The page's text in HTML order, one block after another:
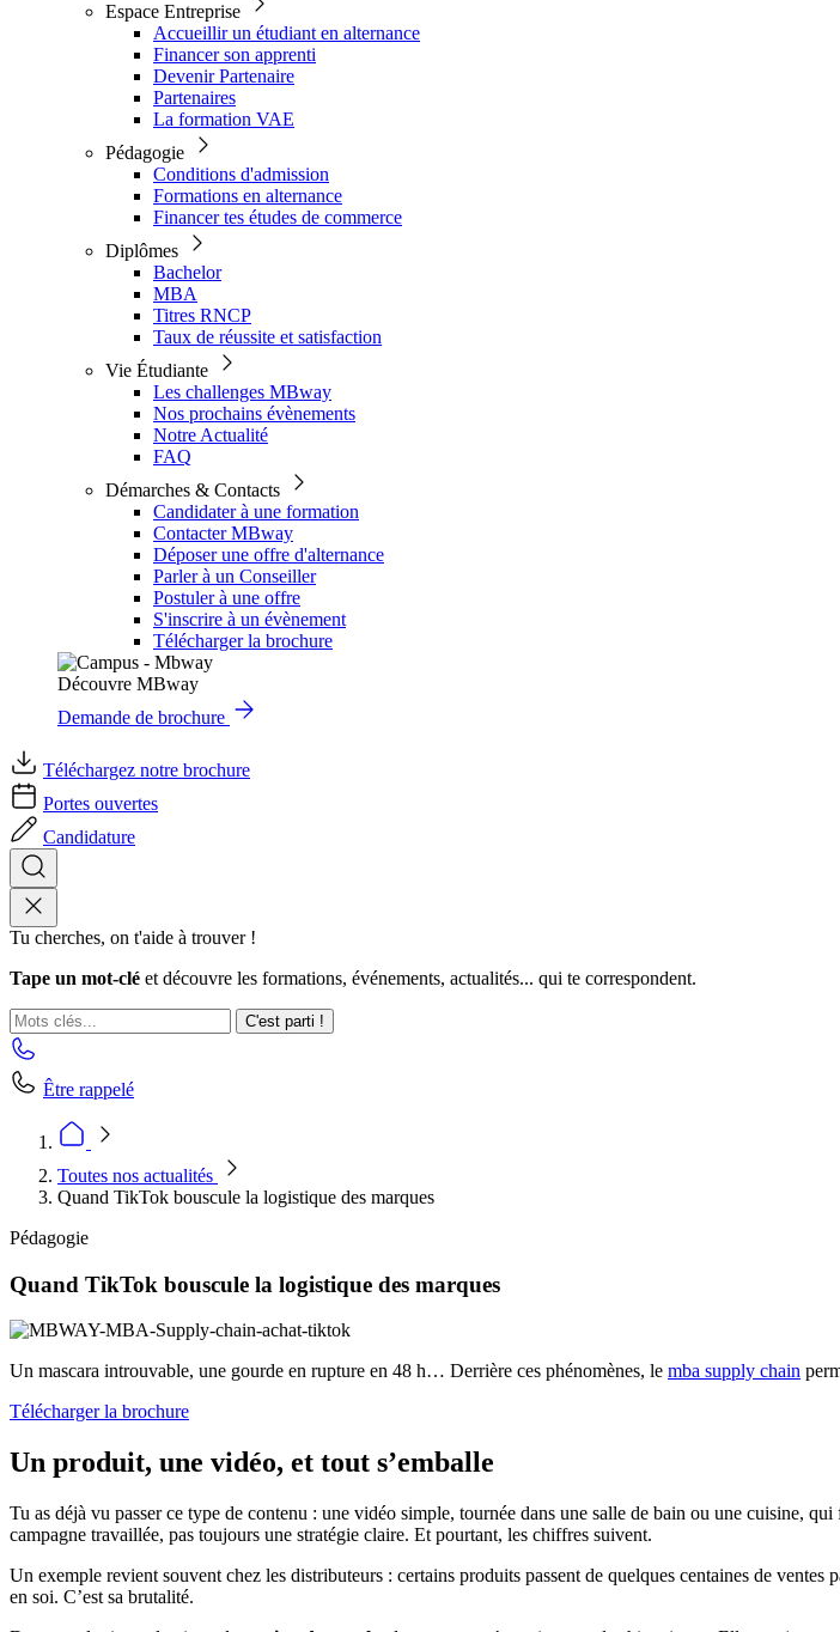
Espace Entreprise
Accueillir un étudiant en alternance
Financer son apprenti
Devenir Partenaire
Partenaires
La formation VAE
Pédagogie
Conditions d'admission
Formations en alternance
Financer tes études de commerce
Diplômes
Bachelor
MBA
Titres RNCP
Taux de réussite et satisfaction
Vie Étudiante
Les challenges MBway
Nos prochains évènements
Notre Actualité
FAQ
Démarches & Contacts
Candidater à une formation
Contacter MBway
Déposer une offre d'alternance
Parler à un Conseiller
Postuler à une offre
S'inscrire à un évènement
Télécharger la brochure
Découvre MBway
Demande de brochure
Téléchargez notre brochure
Portes ouvertes
Candidature
Tu cherches, on t'aide à trouver !
Tape un mot-clé et découvre les formations, événements, actualités... qui te correspondent.
C'est parti !
Être rappelé
Toutes nos actualités
Quand TikTok bouscule la logistique des marques
Pédagogie
Quand TikTok bouscule la logistique des marques
Un mascara introuvable, une gourde en rupture en 48 h… Derrière ces phénomènes, le mba supply chain
Télécharger la brochure
Un produit, une vidéo, et tout s’emballe
Tu as déjà vu passer ce type de contenu : une vidéo simple, tournée dans une salle de bain ou une cuisine,
campagne travaillée, pas toujours une stratégie claire. Et pourtant, les chiffres suivent.
Un exemple revient souvent chez les distributeurs : certains produits passent de quelques centaines de
en soi. C’est sa brutalité.